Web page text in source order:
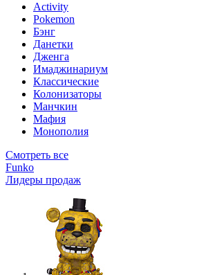
Activity
Pokemon
Бэнг
Данетки
Дженга
Имаджинариум
Классические
Колонизаторы
Манчкин
Мафия
Монополия
Смотреть все
Funko
Лидеры продаж